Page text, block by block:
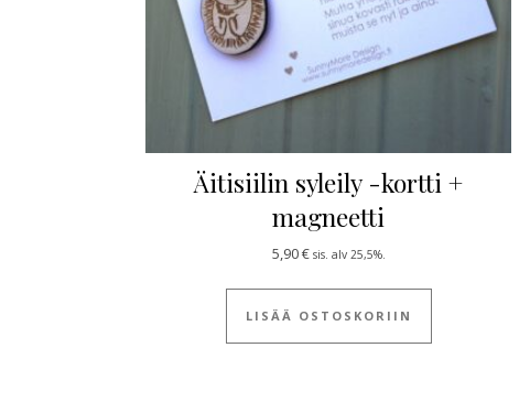
Äitisiilin syleily -kortti +
magneetti
5,90€ sis. alv 25,5%.
LISÄÄ OSTOSKORIIN